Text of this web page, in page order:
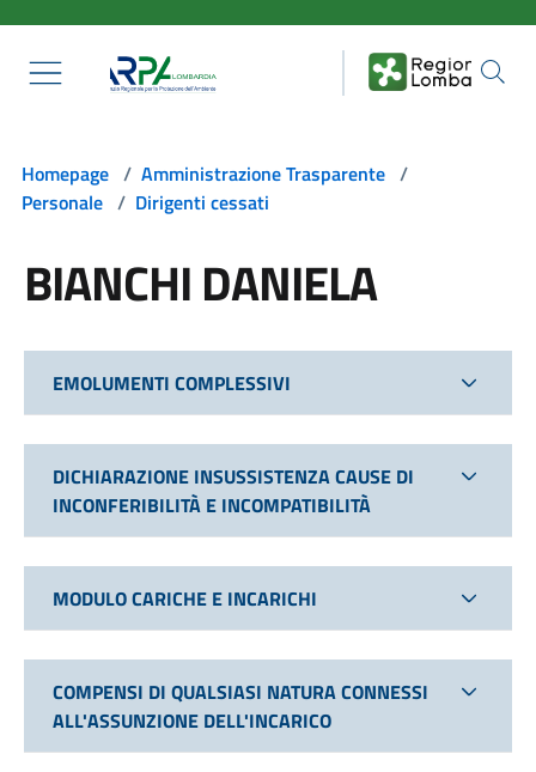
Homepage / Amministrazione Trasparente /
Personale / Dirigenti cessati
BIANCHI DANIELA
EMOLUMENTI COMPLESSIVI
DICHIARAZIONE INSUSSISTENZA CAUSE DI
INCONFERIBILITÀ E INCOMPATIBILITÀ
MODULO CARICHE E INCARICHI
COMPENSI DI QUALSIASI NATURA CONNESSI
ALL'ASSUNZIONE DELL'INCARICO